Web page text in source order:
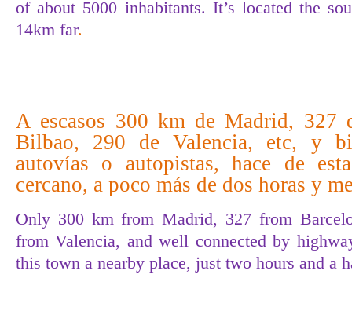
of about 5000 inhabitants. It’s located the
14km far.
A escasos 300 km de Madrid, 327
Bilbao, 290 de Valencia, etc, y
autovías o autopistas, hace de
cercano, a poco más de dos horas y
Only 300 km from Madrid, 327 from
from Valencia, and well connected by
this town a nearby place, just two hours and a